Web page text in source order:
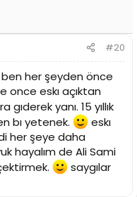
#20
ben her şeyden önce
once eskı açıktan
yanı. 15 yıllık
bı yetenek.
eskı
her şeye daha
hayalım de Ali Sami
saygılar